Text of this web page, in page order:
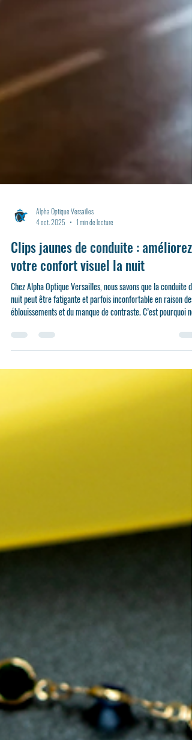
Alpha Optique Versailles
4 oct. 2025
1 min de lecture
Clips jaunes de conduite : améliorez
votre confort visuel la nuit
Chez Alpha Optique Versailles, nous savons que la conduite de
nuit peut être fatigante et parfois inconfortable en raison des
pour la conduite nocturne.